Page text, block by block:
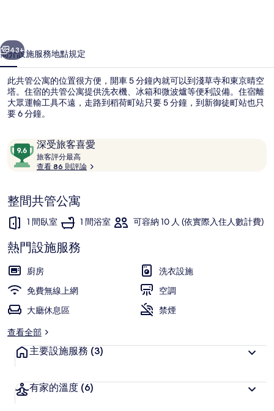
式
飯
店
的
片
個 下一個
43+
簡介設施服務地點規定
此共管公寓的位置很方便，開車 5 分鐘內就可以到淺草寺和東京晴空
塔。住宿的共管公寓提供洗衣機、冰箱和微波爐等便利設備。住宿離
大眾運輸工具不遠，走路到稻荷町站只要 5 分鐘，到新御徒町站也只
要 6 分鐘。
評
論
深受旅客喜愛
9.6
分，
滿
10，
深
受
客
喜
愛
旅客評分最高
客
查看 86 則評論
整間共管公寓
1 間臥室 1 間浴室 可容納 10 人 (依實際入住人數計費)
熱門設施服務
廚房
洗衣設施
免費無線上網
空調
大廳休息區
禁煙
查看全部
主要設施服務 (3)
有家的溫度 (6)